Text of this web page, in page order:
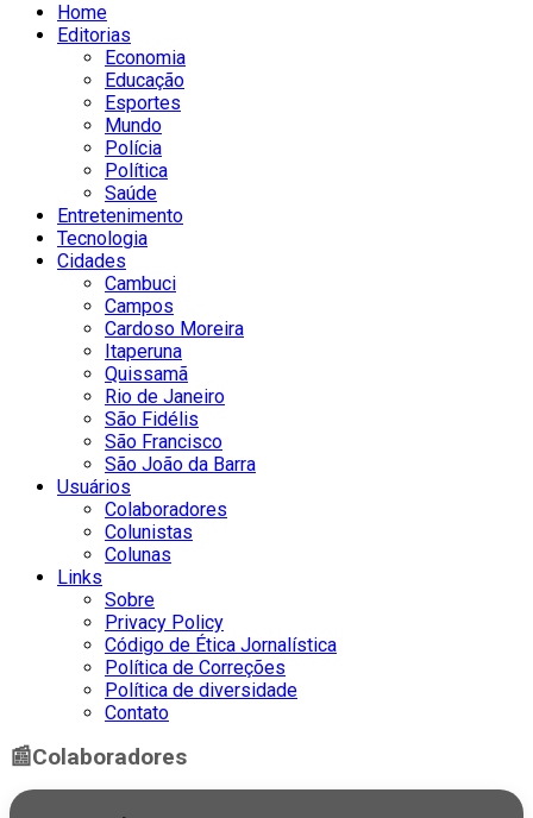
Home
Editorias
Economia
Educação
Esportes
Mundo
Polícia
Política
Saúde
Entretenimento
Tecnologia
Cidades
Cambuci
Campos
Cardoso Moreira
Itaperuna
Quissamã
Rio de Janeiro
São Fidélis
São Francisco
São João da Barra
Usuários
Colaboradores
Colunistas
Colunas
Links
Sobre
Privacy Policy
Código de Ética Jornalística
Política de Correções
Política de diversidade
Contato
📰Colaboradores